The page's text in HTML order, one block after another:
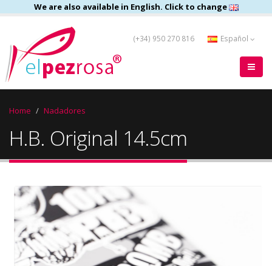
We are also available in English. Click to change
(+34) 950 270 816 Español
Home Nadadores
H.B. Original 14.5cm